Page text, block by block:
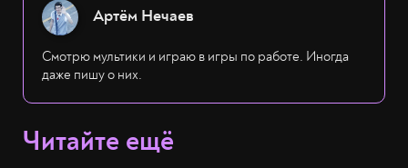
Артём Нечаев
Смотрю мультики и играю в игры по работе. Иногда
даже пишу о них.
Читайте ещё